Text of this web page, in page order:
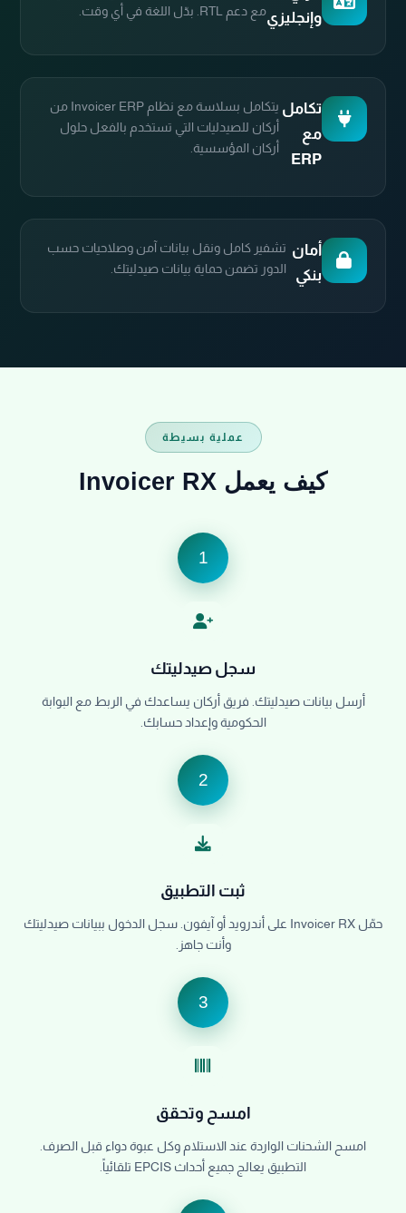
وإنجليزيمع دعم RTL. بدّل اللغة في أي وقت.
تكامل
مع
ERP
يتكامل بسلاسة مع نظام Invoicer ERP من
أركان للصيدليات التي تستخدم بالفعل حلول
أركان المؤسسية.
أمان
بنكي
تشفير كامل ونقل بيانات آمن وصلاحيات حسب
الدور تضمن حماية بيانات صيدليتك.
عملية بسيطة
كيف يعمل Invoicer RX
1
سجل صيدليتك
أرسل بيانات صيدليتك. فريق أركان يساعدك في الربط مع البوابة
الحكومية وإعداد حسابك.
2
ثبت التطبيق
حمّل Invoicer RX على أندرويد أو آيفون. سجل الدخول ببيانات صيدليتك
وأنت جاهز.
3
امسح وتحقق
امسح الشحنات الواردة عند الاستلام وكل عبوة دواء قبل الصرف.
التطبيق يعالج جميع أحداث EPCIS تلقائياً.